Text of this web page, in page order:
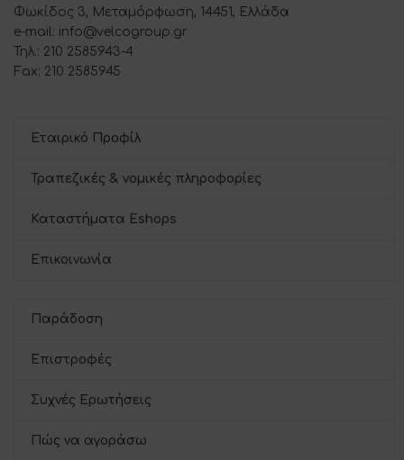
Φωκίδος 3, Μεταμόρφωση, 14451, Ελλάδα
e-mail: info@velcogroup.gr
Τηλ.: 210 2585943-4
Fax: 210 2585945
Εταιρικό Προφίλ
Τραπεζικές & νομικές πληροφορίες
Καταστήματα Eshops
Επικοινωνία
Παράδοση
Επιστροφές
Συχνές Ερωτήσεις
Πώς να αγοράσω